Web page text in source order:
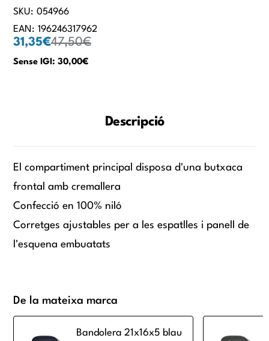
31,35€47,50€
Sense IGI: 30,00€
SKU: 054966
EAN: 196246317962
Descripció
El compartiment principal disposa d'una butxaca
frontal amb cremallera
Confecció en 100% niló
Corretges ajustables per a les espatlles i panell de
l'esquena embuatats
De la mateixa marca
Bandolera 21x16x5 blau